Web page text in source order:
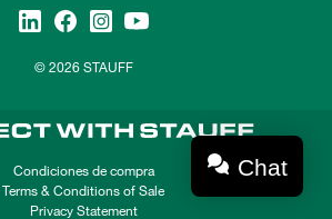
© 2026 STAUFF
Condiciones de compra
Terms & Conditions of Sale
Privacy Statement
Chat